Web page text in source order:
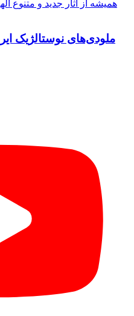
همیشه از آثار جدید و متنوع
ملودی‌های نوستالژیک